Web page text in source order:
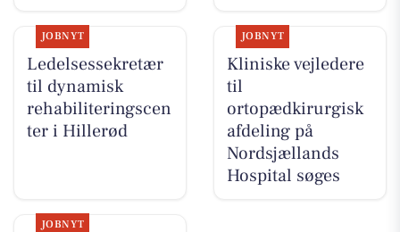
JOBNYT
Ledelsessekretær
til dynamisk
rehabiliteringscen
ter i Hillerød
JOBNYT
Kliniske vejledere
til
ortopædkirurgisk
afdeling på
Nordsjællands
Hospital søges
JOBNYT